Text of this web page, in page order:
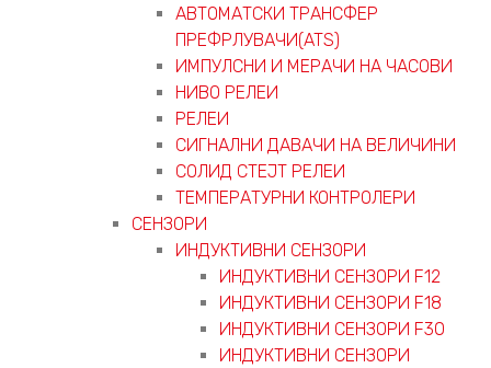
АВТОМАТСКИ ТРАНСФЕР
ПРЕФРЛУВАЧИ(ATS)
ИМПУЛСНИ И МЕРАЧИ НА ЧАСОВИ
НИВО РЕЛЕИ
РЕЛЕИ
СИГНАЛНИ ДАВАЧИ НА ВЕЛИЧИНИ
СОЛИД СТЕЈТ РЕЛЕИ
ТЕМПЕРАТУРНИ КОНТРОЛЕРИ
СЕНЗОРИ
ИНДУКТИВНИ СЕНЗОРИ
ИНДУКТИВНИ СЕНЗОРИ F12
ИНДУКТИВНИ СЕНЗОРИ F18
ИНДУКТИВНИ СЕНЗОРИ F30
ИНДУКТИВНИ СЕНЗОРИ